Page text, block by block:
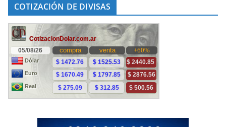
COTIZACIÓN DE DIVISAS